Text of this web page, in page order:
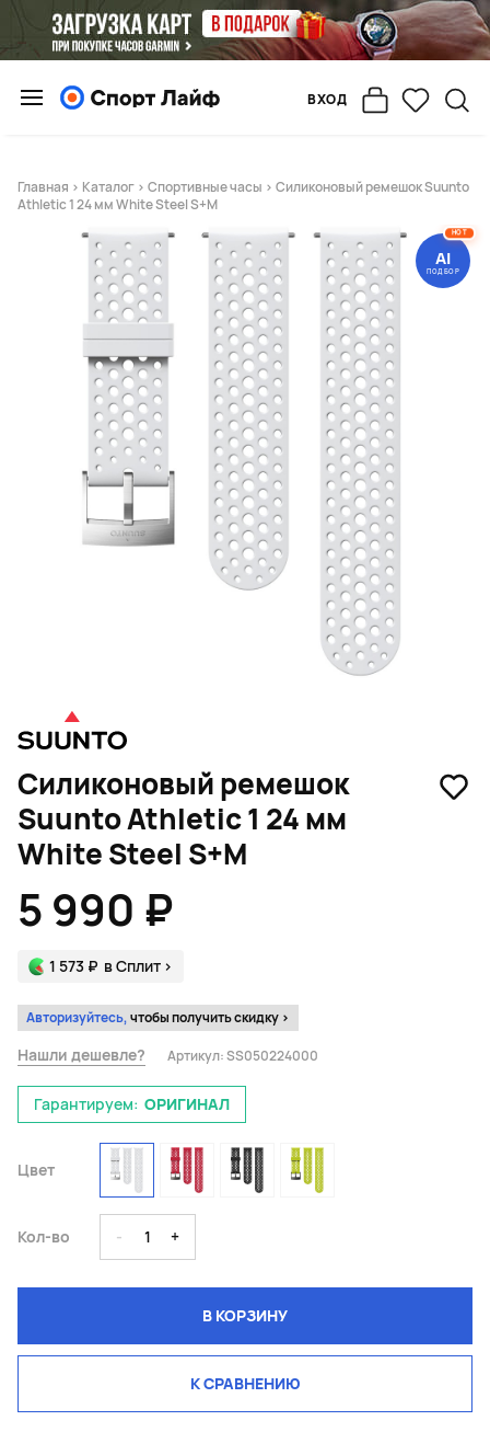
ВХОД
Главная > Каталог > Спортивные часы > Силиконовый ремешок Suunto
Athletic 1 24 мм White Steel S+M
Силиконовый ремешок
Suunto Athletic 1 24 мм
White Steel S+M
5 990 ₽
1 573 ₽ в Сплит >
Авторизуйтесь,чтобы получить скидку >
Нашли дешевле? Артикул:SS050224000
Гарантируем: ОРИГИНАЛ
Цвет
Кол-во - 1 +
В КОРЗИНУ
К СРАВНЕНИЮ
HOT
AI
ПОДБОР